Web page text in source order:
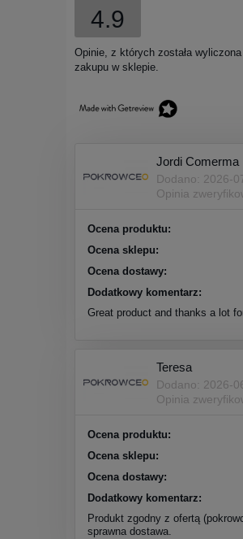
4.9
Opinie, z których została
zakupu w sklepie.
Jordi Comerma
Dodano: 2026-
Opinia
Ocena produktu:
Ocena sklepu:
Ocena dostawy:
Dodatkowy komentarz:
Great product and thanks a lot
Teresa
Dodano: 2026-
Opinia
Ocena produktu:
Ocena sklepu:
Ocena dostawy:
Dodatkowy komentarz:
Produkt zgodny z ofertą
sprawna dostawa.